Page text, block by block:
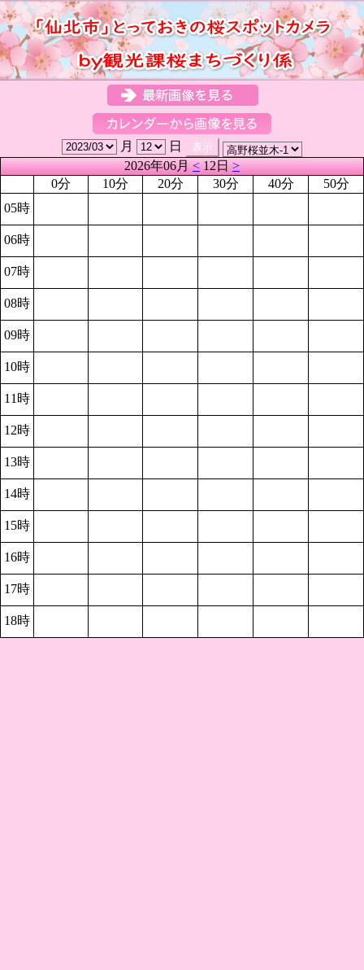
月
日
2026年06月<12日>
0分
10分 20分 30分 40分
50分
05時
06時
07時
08時
09時
10時
11時
12時
13時
14時
15時
16時
17時
18時